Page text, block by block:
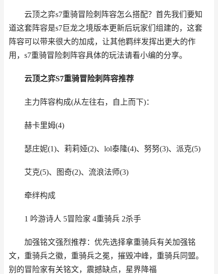
云顶之弈s7重骑冒险刺阵容怎么搭配？首先我们要知
道这套阵容是s7巨龙之境版本更新后玩家们组建的，这套
阵容可以带来很大的加成，让其他羁绊发挥出更大的作
用，s7重骑冒险刺阵容具体的玩法请看小编的分享。
云顶之弈S7重骑冒险刺阵容推荐
主力阵容构成(从左往右，自上而下)：
赫卡里姆(4)
瑟庄妮(1)、莉莉娅(2)、lol泰隆(4)、努努(3)、派克(5)
艾克(5)、图奇(2)、流浪法师(3)
牵绊构成
1 吟游诗人 5冒险家 4重骑兵 2杀手
加强铭文强烈推荐：优先选择拿重骑兵有关加强铭
文，重骑兵之徽，重骑兵之冕，摧毁冲峰，重骑兵同盟。
别的冒险家有关铭文，震撼缺点，星界降福